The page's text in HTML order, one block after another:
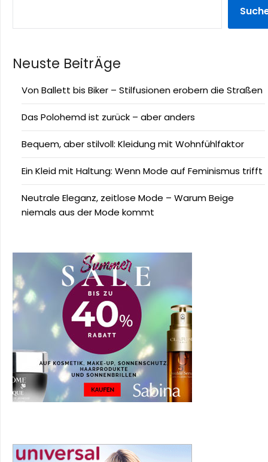
Neuste BeitrÄge
Von Ballett bis Biker – Stilfusionen erobern die Straßen
Das Polohemd ist zurück – aber anders
Bequem, aber stilvoll: Kleidung mit Wohnfühlfaktor
Ein Kleid mit Haltung: Wenn Mode auf Feminismus trifft
Neutrale Eleganz, zeitlose Mode – Warum Beige
niemals aus der Mode kommt